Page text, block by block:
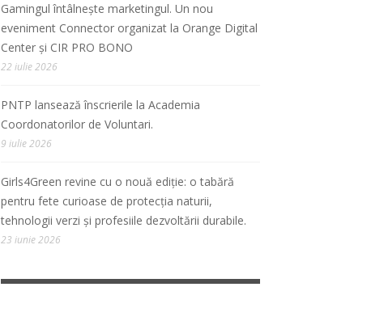
Gamingul întâlnește marketingul. Un nou
eveniment Connector organizat la Orange Digital
Center și CIR PRO BONO
22 iulie 2026
PNTP lansează înscrierile la Academia
Coordonatorilor de Voluntari.
9 iulie 2026
Girls4Green revine cu o nouă ediție: o tabără
pentru fete curioase de protecția naturii,
tehnologii verzi și profesiile dezvoltării durabile.
23 iunie 2026